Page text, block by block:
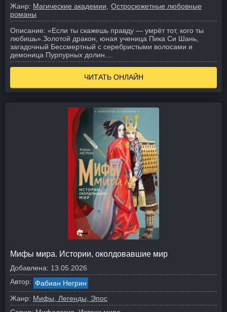
Жанр: Магические академии
Остросюжетные любовные
романы
Описание: «Если ты скажешь правду — умрёт тот, кого ты
любишь». Золотой дракон, юная ученица Пика Си Шань,
загадочный Бессмертный с серебристыми волосами и
демоница Пурпурных долин.
ЧИТАТЬ ОНЛАЙН
Мифы мира. Истории, околдовавшие мир
Добавлена: 13.05.2026
Автор: Фабиан Негрин
Жанр: Мифы, Легенды, Эпос